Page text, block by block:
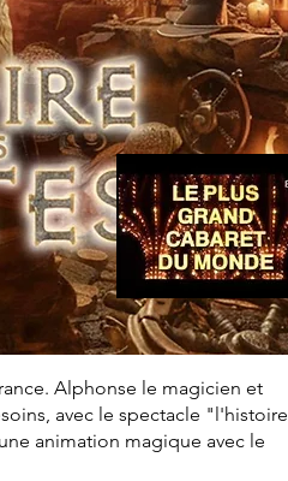
Alphonse le magicien et
avec le spectacle "l'histoire
animation magique avec le